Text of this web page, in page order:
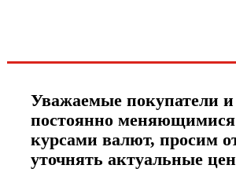
Уважаемые покупатели
постоянно
курсами валют, просим
уточнять актуальные